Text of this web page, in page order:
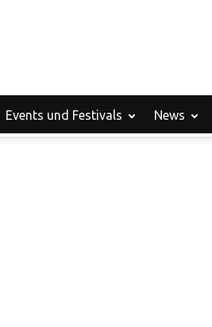
Events und Festivals News